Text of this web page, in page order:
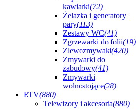
kawiarki(72)
Żelazka i generatory
pary(113)
Zestawy WC(41)
Zgrzewarki do folii(19)
Zlewozmywaki(420)
Zmywarki do
zabudowy(41)
Zmywarki
wolnostojące(28)
RTV(880)
Telewizory i akcesoria(880)